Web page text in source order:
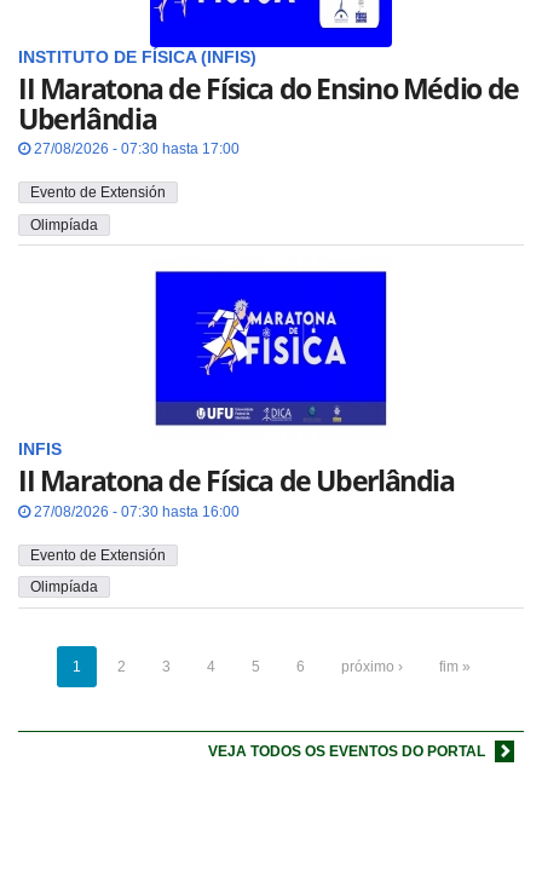
INSTITUTO DE FÍSICA (INFIS)
II Maratona de Física do Ensino Médio de
Uberlândia
27/08/2026 - 07:30 hasta 17:00
Evento de Extensión
Olimpíada
INFIS
II Maratona de Física de Uberlândia
27/08/2026 - 07:30 hasta 16:00
Evento de Extensión
Olimpíada
1 2 3 4 5 6 próximo › fim »
VEJA TODOS OS EVENTOS DO PORTAL